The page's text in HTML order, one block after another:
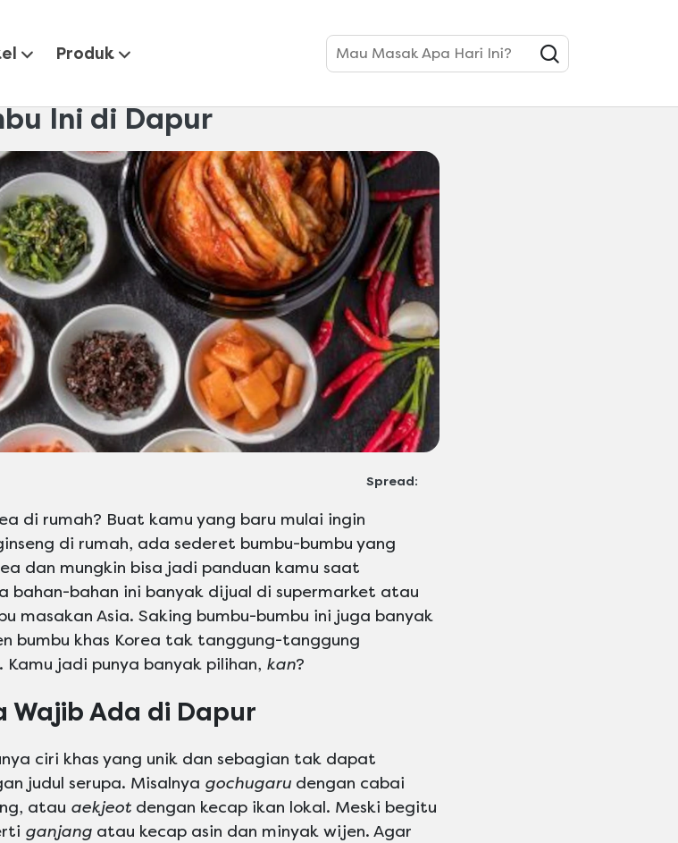
Produk Mau Masak Apa Hari Ini?
Ini di Dapur
Spread:
di rumah? Buat kamu yang baru mulai ingin
di rumah, ada sederet bumbu-bumbu yang
dan mungkin bisa jadi panduan kamu saat
bahan-bahan ini banyak dijual di supermarket atau
masakan Asia. Saking bumbu-bumbu ini juga banyak
bumbu khas Korea tak tanggung-tanggung
jadi punya banyak pilihan, kan?
Wajib Ada di Dapur
ciri khas yang unik dan sebagian tak dapat
judul serupa. Misalnya gochugaru dengan cabai
atau aekjeot dengan kecap ikan lokal. Meski begitu
ganjang atau kecap asin dan minyak wijen. Agar